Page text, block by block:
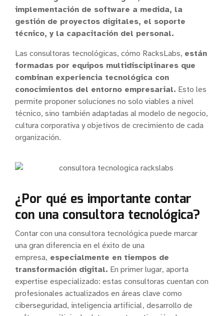
implementación de software a medida, la
gestión de proyectos digitales, el soporte
técnico, y la capacitación del personal.
Las consultoras tecnológicas, cómo RacksLabs, están
formadas por equipos multidisciplinares que
combinan experiencia tecnológica con
conocimientos del entorno empresarial. Esto les
permite proponer soluciones no solo viables a nivel
técnico, sino también adaptadas al modelo de negocio,
cultura corporativa y objetivos de crecimiento de cada
organización.
¿Por qué es importante contar
con una consultora tecnológica?
Contar con una consultora tecnológica puede marcar
una gran diferencia en el éxito de una
empresa, especialmente en tiempos de
transformación digital. En primer lugar, aporta
expertise especializado: estas consultoras cuentan con
profesionales actualizados en áreas clave como
ciberseguridad, inteligencia artificial, desarrollo de